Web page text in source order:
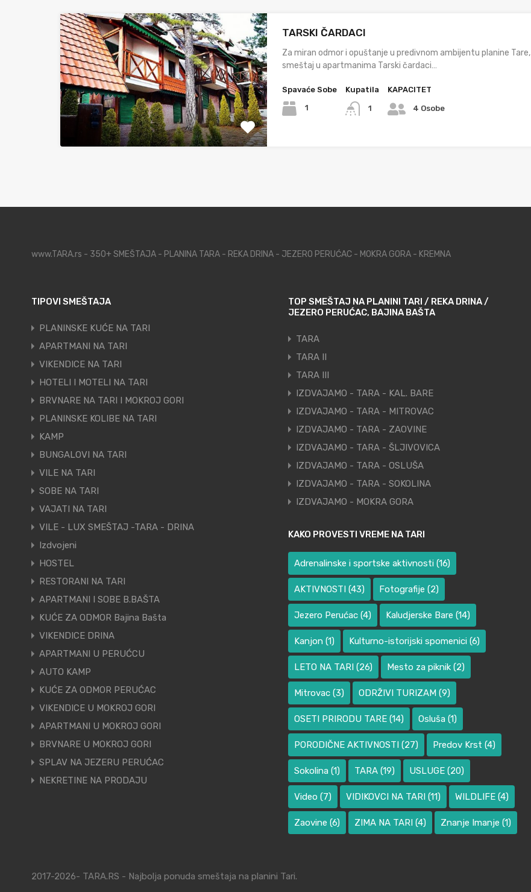
TARSKI ČARDACI
Za miran odmor i opuštanje u predivnom ambijentu planine Tare,
smeštaj u apartmanima Tarski čardaci…
Spavaće Sobe
1
Kupatila
1
KAPACITET
4 Osobe
www.TARA.rs - 350+ SMEŠTAJA - PLANINA TARA - REKA DRINA - JEZERO PERUĆAC - MOKRA GORA - KREMNA
TIPOVI SMEŠTAJA
PLANINSKE KUĆE NA TARI
APARTMANI NA TARI
VIKENDICE NA TARI
HOTELI I MOTELI NA TARI
BRVNARE NA TARI I MOKROJ GORI
PLANINSKE KOLIBE NA TARI
KAMP
BUNGALOVI NA TARI
VILE NA TARI
SOBE NA TARI
VAJATI NA TARI
VILE - LUX SMEŠTAJ -TARA - DRINA
Izdvojeni
HOSTEL
RESTORANI NA TARI
APARTMANI I SOBE B.BAŠTA
KUĆE ZA ODMOR Bajina Bašta
VIKENDICE DRINA
APARTMANI U PERUĆCU
AUTO KAMP
KUĆE ZA ODMOR PERUĆAC
VIKENDICE U MOKROJ GORI
APARTMANI U MOKROJ GORI
BRVNARE U MOKROJ GORI
SPLAV NA JEZERU PERUĆAC
NEKRETINE NA PRODAJU
TOP SMEŠTAJ NA PLANINI TARI / REKA DRINA /
JEZERO PERUĆAC, BAJINA BAŠTA
TARA
TARA II
TARA III
IZDVAJAMO - TARA - KAL. BARE
IZDVAJAMO - TARA - MITROVAC
IZDVAJAMO - TARA - ZAOVINE
IZDVAJAMO - TARA - ŠLJIVOVICA
IZDVAJAMO - TARA - OSLUŠA
IZDVAJAMO - TARA - SOKOLINA
IZDVAJAMO - MOKRA GORA
KAKO PROVESTI VREME NA TARI
Adrenalinske i sportske aktivnosti (16)
AKTIVNOSTI (43) Fotografije (2)
Jezero Perućac (4) Kaludjerske Bare (14)
Kanjon (1) Kulturno-istorijski spomenici (6)
LETO NA TARI (26) Mesto za piknik (2)
Mitrovac (3) ODRŽIVI TURIZAM (9)
OSETI PRIRODU TARE (14) Osluša (1)
PORODIČNE AKTIVNOSTI (27) Predov Krst (4)
Sokolina (1) TARA (19) USLUGE (20)
Video (7) VIDIKOVCI NA TARI (11) WILDLIFE (4)
Zaovine (6) ZIMA NA TARI (4) Znanje Imanje (1)
2017-2026- TARA.RS - Najbolja ponuda smeštaja na planini Tari.